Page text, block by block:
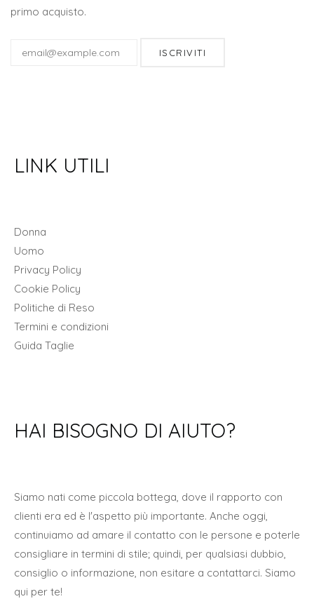
primo acquisto.
ISCRIVITI
LINK UTILI
Donna
Uomo
Privacy Policy
Cookie Policy
Politiche di Reso
Termini e condizioni
Guida Taglie
HAI BISOGNO DI AIUTO?
Siamo nati come piccola bottega, dove il rapporto con
clienti era ed è l'aspetto più importante. Anche oggi,
continuiamo ad amare il contatto con le persone e poterle
consigliare in termini di stile; quindi, per qualsiasi dubbio,
consiglio o informazione, non esitare a contattarci. Siamo
qui per te!